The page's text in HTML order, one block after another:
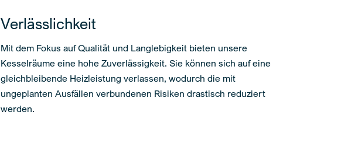
Verlässlichkeit
Mit dem Fokus auf Qualität und Langlebigkeit bieten unsere
Kesselräume eine hohe Zuverlässigkeit. Sie können sich auf eine
gleichbleibende Heizleistung verlassen, wodurch die mit
ungeplanten Ausfällen verbundenen Risiken drastisch reduziert
werden.